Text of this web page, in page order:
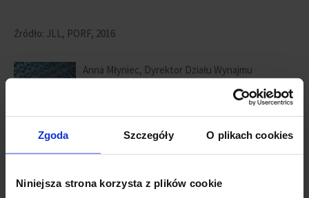
Zgoda Szczegóły O plikach cookies
Niniejsza strona korzysta z plików cookie
Źródło: JLL, PORF, 2016
Anna Młyniec, Dyrektor Działu Wynajmu
Powierzchni Biurowych i Reprezentacji Najemcy,
, komentuje: „Do najbardziej aktywnych
najemców na warszawskim rynku biurowym
należały firmy usługowe, produkcyjne, z sektora
powierzchnie biurowe w 2016 r. Warto również zauważyć, że w